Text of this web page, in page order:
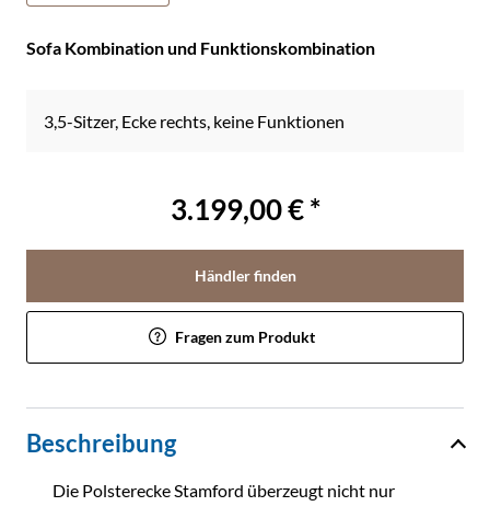
Sofa Kombination und Funktionskombination
3,5-Sitzer, Ecke rechts, keine Funktionen
3.199,00 € *
Händler finden
Fragen zum Produkt
Beschreibung
Die Polsterecke Stamford überzeugt nicht nur